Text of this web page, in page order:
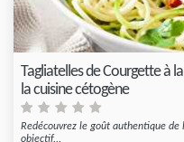
Tagliatelles de Courgette à
la cuisine cétogène
Redécouvrez le goût authentique
objectif...